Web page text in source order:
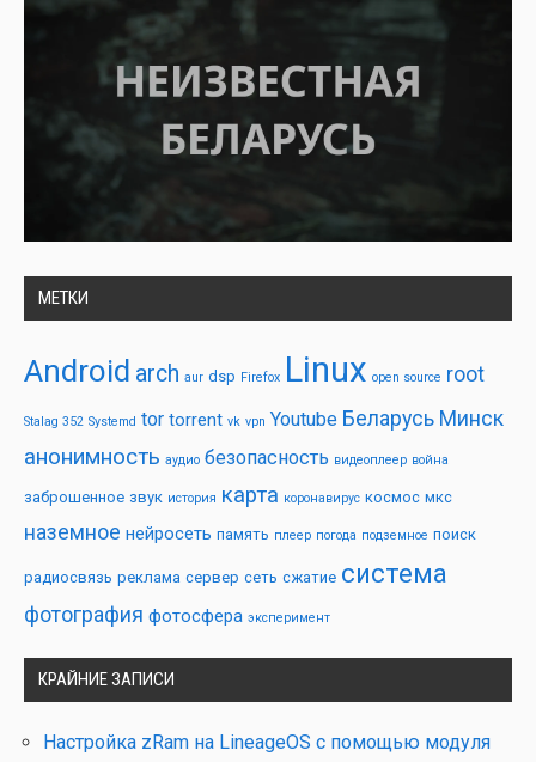
МЕТКИ
Android arch aur dsp Firefox Linux open source root
Stalag 352 Systemd tor torrent vk vpn Youtube Беларусь Минск
анонимность аудио безопасность видеоплеер война
заброшенное звук история карта коронавирус космос мкс
наземное нейросеть память плеер погода подземное поиск
радиосвязь реклама сервер сеть сжатие система
фотография фотосфера эксперимент
КРАЙНИЕ ЗАПИСИ
Настройка zRam на LineageOS с помощью модуля